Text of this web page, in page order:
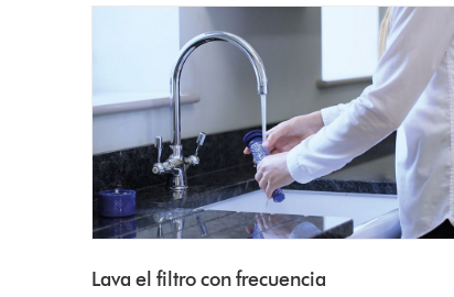
Lava el filtro con frecuencia